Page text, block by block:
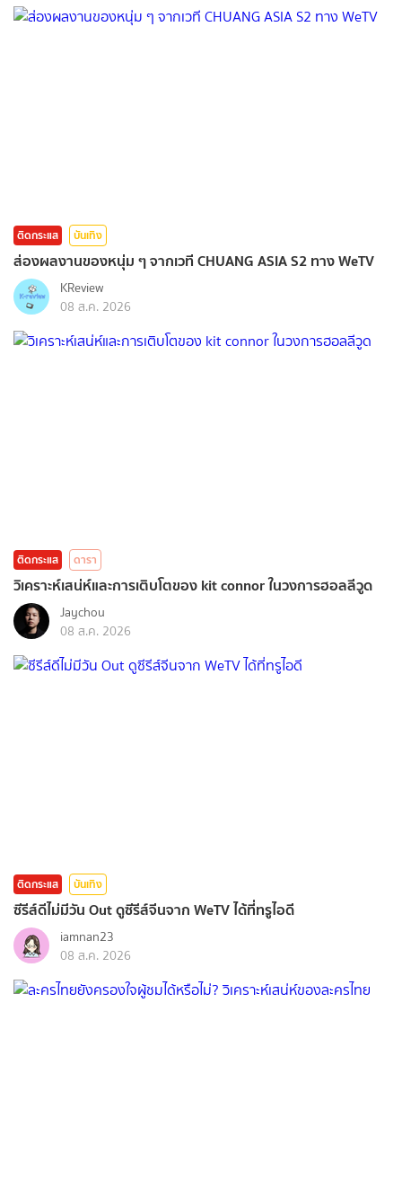
ติดกระแส บันเทิง
ส่องผลงานของหนุ่ม ๆ จากเวที CHUANG ASIA S2 ทาง WeTV
KReview
08 ส.ค. 2026
ติดกระแส ดารา
วิเคราะห์เสน่ห์และการเติบโตของ kit connor ในวงการฮอลลีวูด
Jaychou
08 ส.ค. 2026
ติดกระแส บันเทิง
ซีรีส์ดีไม่มีวัน Out ดูซีรีส์จีนจาก WeTV ได้ที่ทรูไอดี
iamnan23
08 ส.ค. 2026